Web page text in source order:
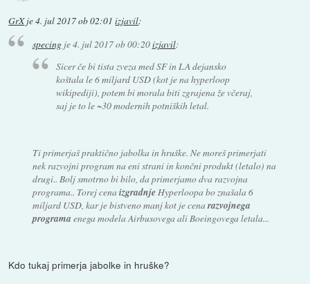
GrXje4. jul 2017 ob 02:01 izjavil:
specingje4. jul 2017 ob 00:20izjavil:
Sicer če bi tista zveza med SF in LA dejansko
koštala le 6 miljard USD (kot je na hyperloop
wikipediji), potem bi morala biti zgrajena že včeraj,
saj je to le ~30 modernih potniških letal.
Ti primerjaš praktično jabolka in hruške. Ne moreš primerjati
nek razvojni program na eni strani in končni produkt (letalo) na
drugi.. Bolj smotrno bi bilo, da primerjamo dva razvojna
programa.. Torej cenaizgradnjeHyperloopa bo znašala 6
miljard USD, kar je bistveno manj kot je cenarazvojnega
programa enega modela Airbusovega ali Boeingovega letala...
Kdo tukaj primerja jabolke in hruške?